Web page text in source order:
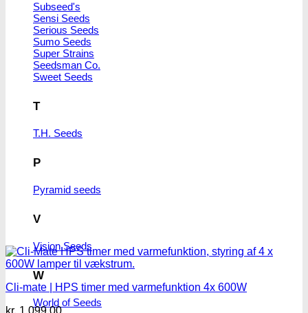
Subseed's
Sensi Seeds
Serious Seeds
Sumo Seeds
Super Strains
Seedsman Co.
Sweet Seeds
T
T.H. Seeds
P
Pyramid seeds
V
Vision Seeds
W
World of Seeds
Cli-mate | HPS timer med varmefunktion 4x 600W